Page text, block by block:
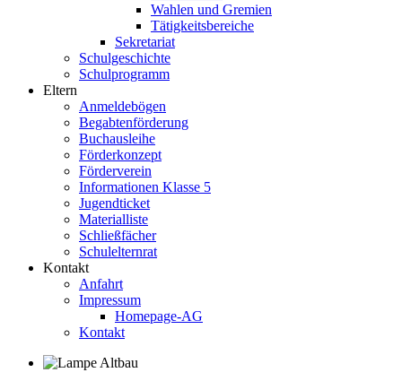
Wahlen und Gremien
Tätigkeitsbereiche
Sekretariat
Schulgeschichte
Schulprogramm
Eltern
Anmeldebögen
Begabtenförderung
Buchausleihe
Förderkonzept
Förderverein
Informationen Klasse 5
Jugendticket
Materialliste
Schließfächer
Schulelternrat
Kontakt
Anfahrt
Impressum
Homepage-AG
Kontakt